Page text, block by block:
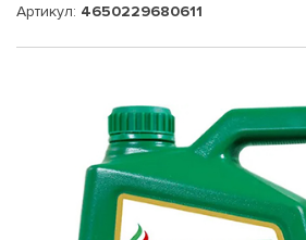
Артикул: 4650229680611